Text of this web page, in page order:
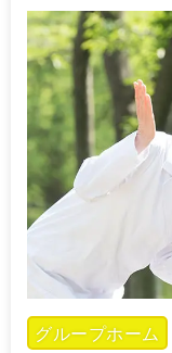
グループホーム